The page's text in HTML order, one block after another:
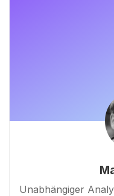
Unabhängiger